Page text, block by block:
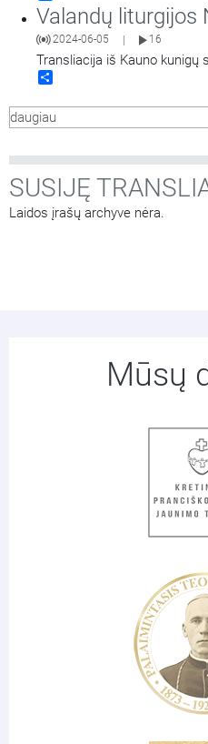
Valandų liturgijos
2024-06-05 16
Transliacija iš Kauno kunigų
daugiau
SUSIJĘ
Laidos įrašų archyve nėra.
Mūsų